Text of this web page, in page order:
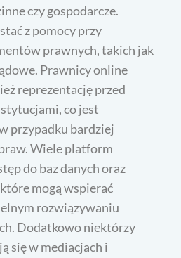
czy gospodarcze.
z pomocy przy
prawnych, takich jak
Prawnicy online
reprezentację przed
co jest
przypadku bardziej
Wiele platform
do baz danych oraz
mogą wspierać
rozwiązywaniu
Dodatkowo niektórzy
się w mediacjach i